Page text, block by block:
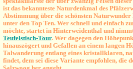
ist das bekannteste Naturdenkmal des
Abstimmung über die schönsten Naturwunder
unter den Top Ten. Wer schnell und einfach
möchte, startet in Hinterweidenthal und
Teufelstisch-Tour. Wer dagegen den
hinauszögert und Gefallen an einem langen
Talwanderung entlang eines kristallklaren,
findet, dem sei diese Variante empfohlen, die